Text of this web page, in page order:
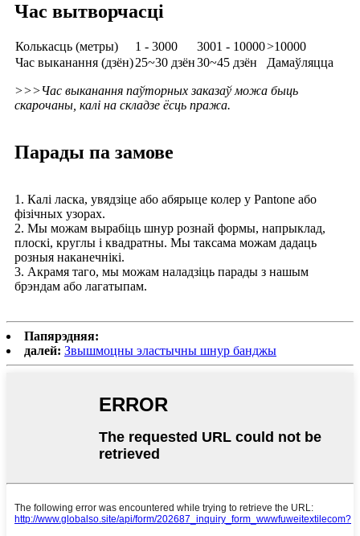
Час вытворчасці
Колькасць (метры) 1 - 3000 3001 - 10000>10000
Час выканання (дзён)25~30 дзён30~45 дзён Дамаўляцца
>>>Час выканання паўторных заказаў можа быць
скарочаны, калі на складзе ёсць пража.
Парады па замове
1. Калі ласка, увядзіце або абярыце колер у Pantone або
фізічных узорах.
2. Мы можам вырабіць шнур рознай формы, напрыклад,
плоскі, круглы і квадратны. Мы таксама можам дадаць
розныя наканечнікі.
3. Акрамя таго, мы можам наладзіць парады з нашым
брэндам або лагатыпам.
Папярэдняя:
далей: Звышмоцны эластычны шнур банджы